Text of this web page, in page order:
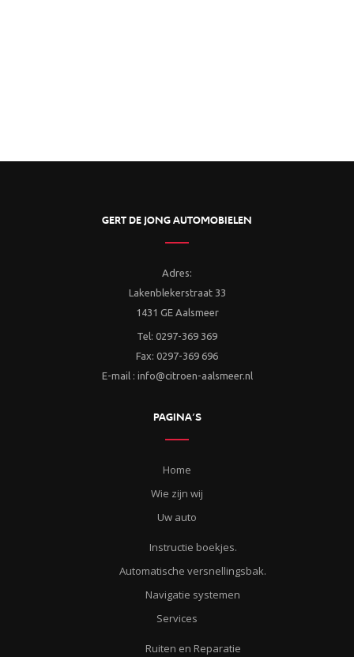
GERT DE JONG AUTOMOBIELEN
Adres:
Lakenblekerstraat 33
1431 GE Aalsmeer
Tel: 0297-369 369
Fax: 0297-369 696
E-mail : info@citroen-aalsmeer.nl
PAGINA’S
Home
Wie zijn wij
Uw auto
Instructie boekjes.
Automatische versnellingsbak.
Navigatie systemen
Services
Ruiten en Reparatie